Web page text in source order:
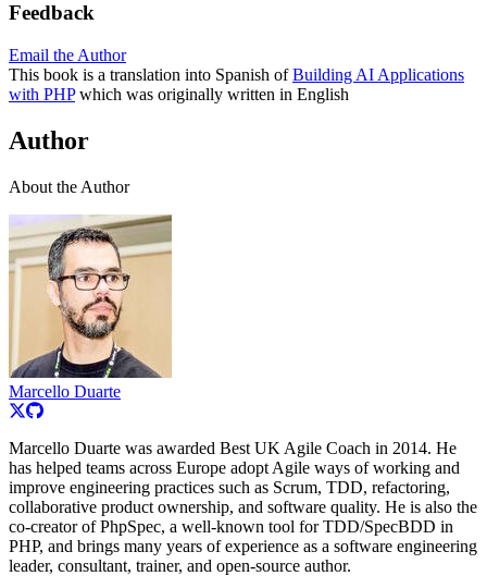
Feedback
Email the Author
This book is a translation into Spanish ofBuilding AI Applications
with PHPwhich was originally written in English
Author
About the Author
Marcello Duarte
Marcello Duarte was awarded Best UK Agile Coach in 2014. He
has helped teams across Europe adopt Agile ways of working and
improve engineering practices such as Scrum, TDD, refactoring,
collaborative product ownership, and software quality. He is also the
co-creator of PhpSpec, a well-known tool for TDD/SpecBDD in
PHP, and brings many years of experience as a software engineering
leader, consultant, trainer, and open-source author.